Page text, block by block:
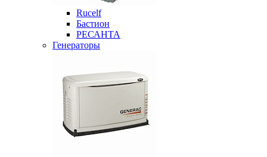
Rucelf
Бастион
РЕСАНТА
Генераторы